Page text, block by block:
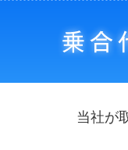
当社が